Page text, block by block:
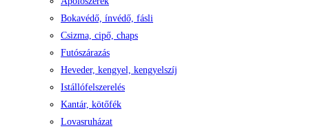
Bokavédő, ínvédő, fásli
Csizma, cipő, chaps
Futószárazás
Heveder, kengyel, kengyelszíj
Istállófelszerelés
Kantár, kötőfék
Lovasruházat